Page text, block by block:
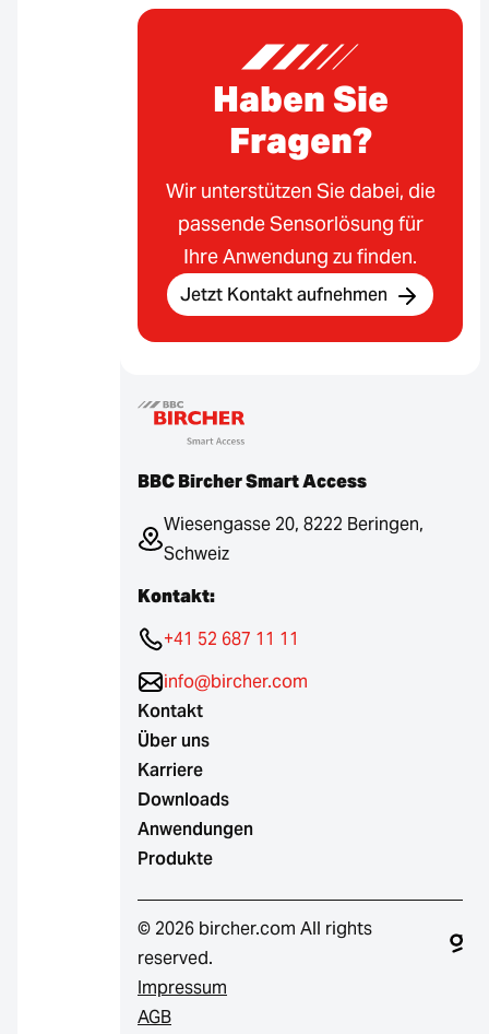
Haben Sie
Fragen?
Wir unterstützen Sie dabei, die
passende Sensorlösung für
Ihre Anwendung zu finden.
Jetzt Kontakt aufnehmen
BBC Bircher Smart Access
Wiesengasse 20, 8222 Beringen,
Schweiz
Kontakt:
+41 52 687 11 11
info@bircher.com
Kontakt
Über uns
Karriere
Downloads
Anwendungen
Produkte
© 2026 bircher.com All rights
reserved.
Impressum
AGB